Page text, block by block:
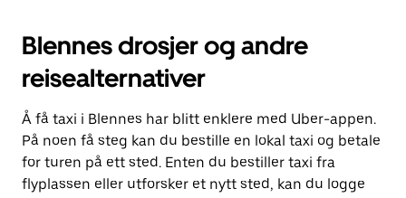
Blennes drosjer og andre
reisealternativer
Å få taxi i Blennes har blitt enklere med Uber-appen.
På noen få steg kan du bestille en lokal taxi og betale
for turen på ett sted. Enten du bestiller taxi fra
flyplassen eller utforsker et nytt sted, kan du logge